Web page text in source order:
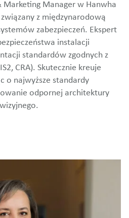
Marketing Manager w Hanwha
z międzynarodową
zabezpieczeń. Ekspert
instalacji
standardów zgodnych z
CRA). Skutecznie kreuje
o najwyższe standardy
odpornej architektury